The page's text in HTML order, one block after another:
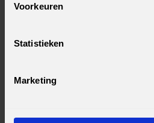
Voorkeuren
Statistieken
Marketing
Praktisch toepassen:
Bespreek de impact op je